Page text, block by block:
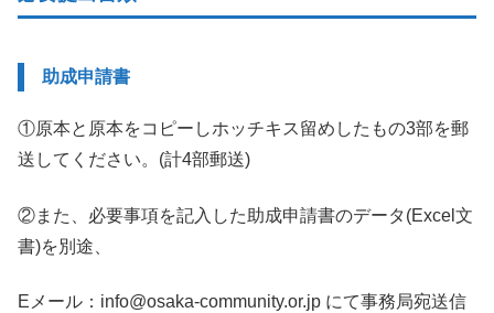
助成申請書
①原本と原本をコピーしホッチキス留めしたもの3部を郵
送してください。(計4部郵送)
②また、必要事項を記入した助成申請書のデータ(Excel文
書)を別途、
Eメール：info@osaka-community.or.jp にて事務局宛送信